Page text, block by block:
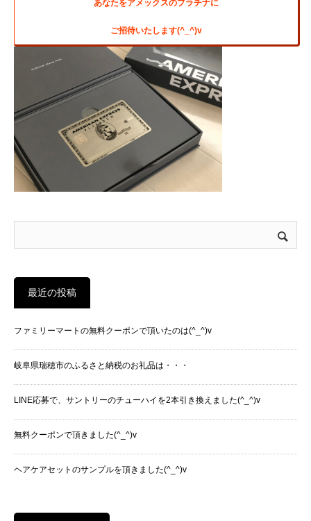
あなたをアメックスのプラチナに
ご招待いたします(^_^)v
最近の投稿
ファミリーマートの無料クーポンで頂いたのは(^_^)v
岐阜県瑞穂市のふるさと納税のお礼品は・・・
LINE応募で、サントリーのチューハイを2本引き換えました(^_^)v
無料クーポンで頂きました(^_^)v
ヘアケアセットのサンプルを頂きました(^_^)v